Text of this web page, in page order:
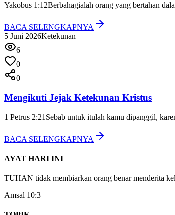
Yakobus 1:12Berbahagialah orang yang bertahan
BACA SELENGKAPNYA
5 Juni 2026Ketekunan
6
0
0
Mengikuti Jejak Ketekunan Kristus
1 Petrus 2:21 Sebab untuk itulah kamu dipanggil,
BACA SELENGKAPNYA
AYAT HARI INI
TUHAN tidak membiarkan orang benar menderita
Amsal 10:3